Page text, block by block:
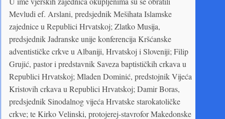
Mevludi ef. Arslani, predsjednik Mešihata Islamske
zajednice u Republici Hrvatskoj; Zlatko Musija,
predsjednik Jadranske unije konferencija Kršćanske
adventističke crkve u Albaniji, Hrvatskoj i Sloveniji; Filip
Grujić, pastor i predstavnik Saveza baptističkih crkava u
Republici Hrvatskoj; Mladen Dominić, predstojnik Vijeća
Kristovih crkava u Republici Hrvatskoj; Damir Boras,
predsjednik Sinodalnog vijeća Hrvatske starokatoličke
crkve; te Kirko Velinski, protojerej-stavrofor Makedonske